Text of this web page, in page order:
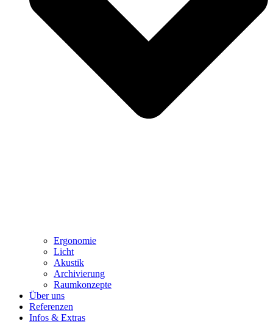
Ergonomie
Licht
Akustik
Archivierung
Raumkonzepte
Über uns
Referenzen
Infos & Extras